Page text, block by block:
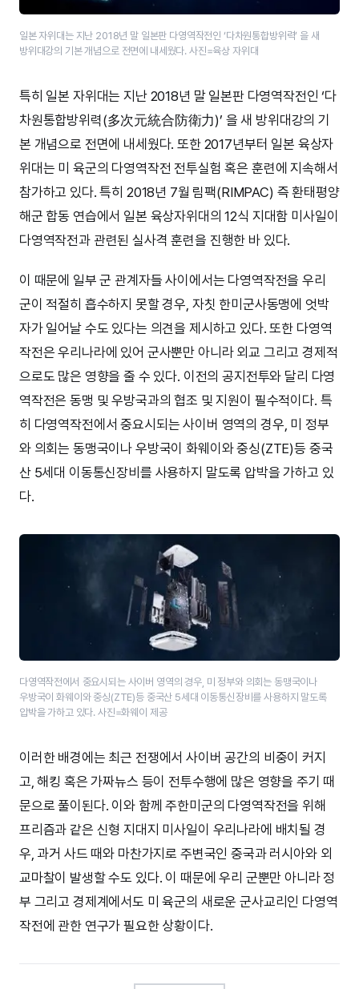
일본 자위대는 지난 2018년 말 일본판 다영역작전인 ‘다차원통합방위력’ 을 새
방위대강의 기본 개념으로 전면에 내세웠다. 사진=육상 자위대
특히 일본 자위대는 지난 2018년 말 일본판 다영역작전인 ‘다
차원통합방위력(多次元統合防衛力)’ 을 새 방위대강의 기
본 개념으로 전면에 내세웠다. 또한 2017년부터 일본 육상자
위대는 미 육군의 다영역작전 전투실험 혹은 훈련에 지속해서
참가하고 있다. 특히 2018년 7월 림팩(RIMPAC) 즉 환태평양
해군 합동 연습에서 일본 육상자위대의 12식 지대함 미사일이
다영역작전과 관련된 실사격 훈련을 진행한 바 있다.
이 때문에 일부 군 관계자들 사이에서는 다영역작전을 우리
군이 적절히 흡수하지 못할 경우, 자칫 한미군사동맹에 엇박
자가 일어날 수도 있다는 의견을 제시하고 있다. 또한 다영역
작전은 우리나라에 있어 군사뿐만 아니라 외교 그리고 경제적
으로도 많은 영향을 줄 수 있다. 이전의 공지전투와 달리 다영
역작전은 동맹 및 우방국과의 협조 및 지원이 필수적이다. 특
히 다영역작전에서 중요시되는 사이버 영역의 경우, 미 정부
와 의회는 동맹국이나 우방국이 화웨이와 중싱(ZTE)등 중국
산 5세대 이동통신장비를 사용하지 말도록 압박을 가하고 있
다.
다영역작전에서 중요시되는 사이버 영역의 경우, 미 정부와 의회는 동맹국이나
우방국이 화웨이와 중싱(ZTE)등 중국산 5세대 이동통신장비를 사용하지 말도록
압박을 가하고 있다. 사진=화웨이 제공
이러한 배경에는 최근 전쟁에서 사이버 공간의 비중이 커지
고, 해킹 혹은 가짜뉴스 등이 전투수행에 많은 영향을 주기 때
문으로 풀이된다. 이와 함께 주한미군의 다영역작전을 위해
프리즘과 같은 신형 지대지 미사일이 우리나라에 배치될 경
우, 과거 사드 때와 마찬가지로 주변국인 중국과 러시아와 외
교마찰이 발생할 수도 있다. 이 때문에 우리 군뿐만 아니라 정
부 그리고 경제계에서도 미 육군의 새로운 군사교리인 다영역
작전에 관한 연구가 필요한 상황이다.